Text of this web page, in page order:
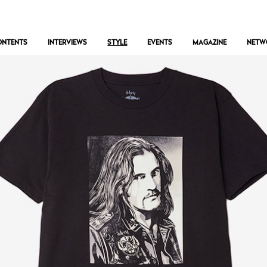
INTERVIEWS STYLE EVENTS MAGAZINE